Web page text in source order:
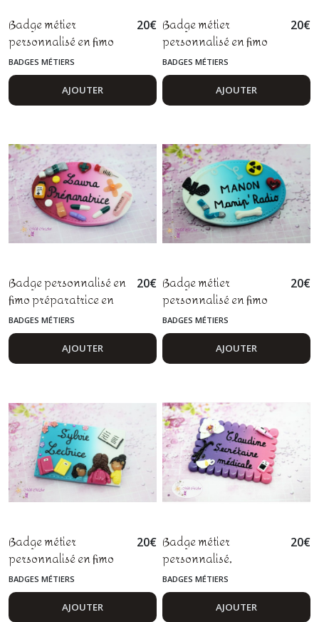
Badge métier
personnalisé en fimo
pour sage-femme,
gynécologue et
obstétricien
20€
BADGES MÉTIERS
AJOUTER
Badge métier
personnalisé en fimo
pour technicien ou
agent de laboratoire,
chimiste, analyste en
biologie médicale
20€
BADGES MÉTIERS
AJOUTER
Badge personnalisé en
fimo préparatrice en
pharmacie et
pharmacien
20€
BADGES MÉTIERS
AJOUTER
Badge métier
personnalisé en fimo
pour manip radio ou
radiologue
20€
BADGES MÉTIERS
AJOUTER
Badge métier
personnalisé en fimo
pour lectrice,
documentaliste,
bibliothécaire
20€
BADGES MÉTIERS
AJOUTER
Badge métier
personnalisé,
secrétaire médicale,
assistante, manager,
DRH, orchidée
20€
BADGES MÉTIERS
AJOUTER